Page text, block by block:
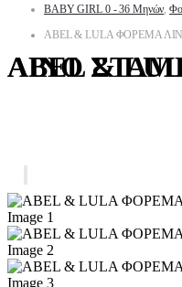
BABY GIRL 0 - 36 Μηνών,
ABEL & LULA ΦΟΡΕΜΑ
ABEL & LULA